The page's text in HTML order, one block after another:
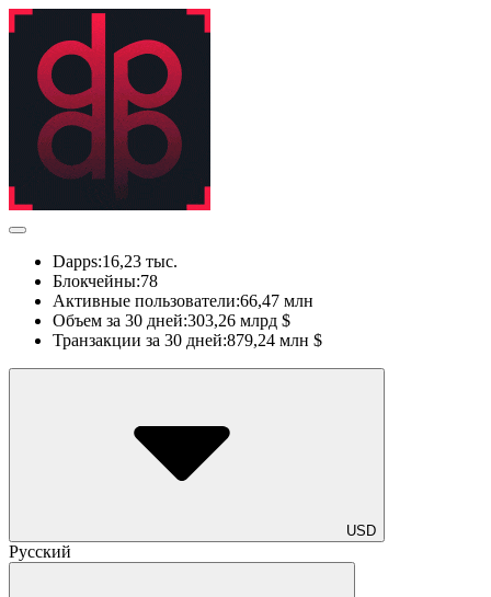
Dapps:16,23 тыс.
Блокчейны:78
Активные пользователи:66,47 млн
Объем за 30 дней:303,26 млрд $
Транзакции за 30 дней:879,24 млн $
USD
Русский